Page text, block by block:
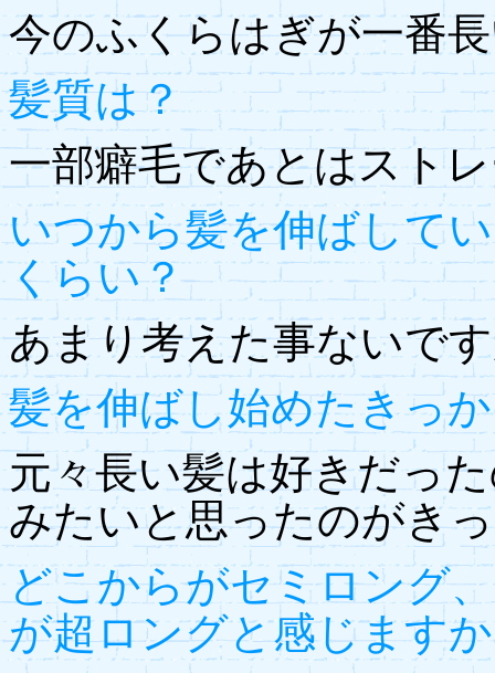
今のふくらはぎが一番
髪質は？
一部癖毛であとはスト
いつから髪を伸ばして
くらい？
あまり考えた事ないで
髪を伸ばし始めたきっ
元々長い髪は好きだっ
みたいと思ったのがき
どこからがセミロング
が超ロングと感じます